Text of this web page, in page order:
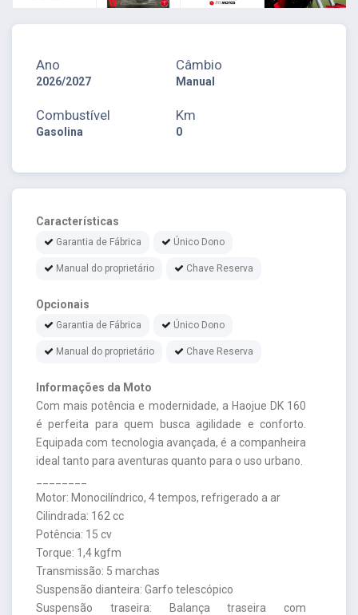
Ano
2026/2027
Câmbio
Manual
Combustível
Gasolina
Km
0
Características
Garantia de Fábrica Único Dono
Manual do proprietário Chave Reserva
Opcionais
Garantia de Fábrica Único Dono
Manual do proprietário Chave Reserva
Informações da Moto
Com mais potência e modernidade, a Haojue DK 160
é perfeita para quem busca agilidade e conforto.
Equipada com tecnologia avançada, é a companheira
ideal tanto para aventuras quanto para o uso urbano.
Motor: Monocilíndrico, 4 tempos, refrigerado a ar
Cilindrada: 162 cc
Potência: 15 cv
Torque: 1,4 kgfm
Transmissão: 5 marchas
Suspensão dianteira: Garfo telescópico
Suspensão traseira: Balança traseira com